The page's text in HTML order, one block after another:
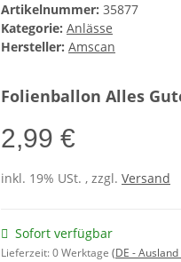
Artikelnummer: 35877
Kategorie: Anlässe
Hersteller: Amscan
Folienballon Alles
2,99 €
inkl. 19% USt. , zzgl. Versand
Sofort verfügbar
Lieferzeit:0 Werktage (DE -